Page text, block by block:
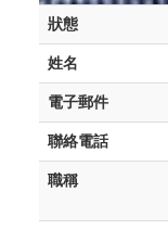
狀態
姓名
電子郵件
聯絡電話
職稱